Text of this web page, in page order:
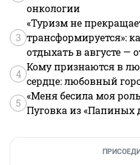
онкологии
3
«Туризм не
трансформируется»:
отдыхать в августе —
4
Кому признаются в
сердце: любовный
5
«Меня бесила моя
Пуговка из «Папиных